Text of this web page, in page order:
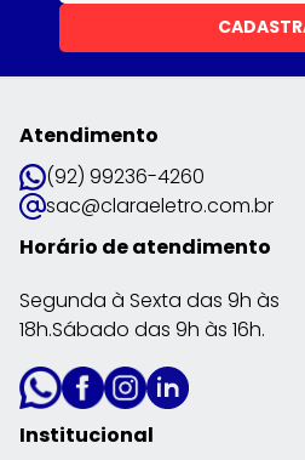
Atendimento
(92) 99236-4260
sac@claraeletro.com.br
Horário de atendimento
Segunda à Sexta das 9h às
18h.Sábado das 9h às 16h.
Institucional